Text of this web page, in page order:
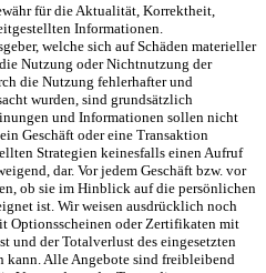
für die Aktualität, Korrektheit,
Informationen.
welche sich auf Schäden materieller
Nutzung oder Nichtnutzung der
die Nutzung fehlerhafter und
wurden, sind grundsätzlich
und Informationen sollen nicht
Geschäft oder eine Transaktion
Strategien keinesfalls einen Aufruf
dar. Vor jedem Geschäft bzw. vor
ob sie im Hinblick auf die persönlichen
ist. Wir weisen ausdrücklich noch
Optionsscheinen oder Zertifikaten mit
und der Totalverlust des eingesetzten
kann. Alle Angebote sind freibleibend